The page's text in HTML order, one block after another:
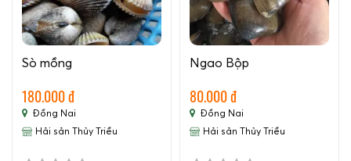
Sò mồng
180.000 đ
Đồng Nai
Hải sản Thủy Triều
Ngao Bộp
80.000 đ
Đồng Nai
Hải sản Thủy Triều